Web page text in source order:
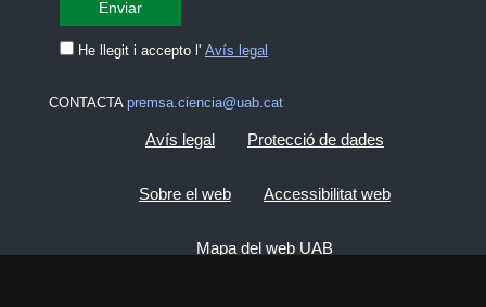
He llegit i accepto l' Avís legal
CONTACTA premsa.ciencia@uab.cat
Avís legal Protecció de dades
Sobre el web Accessibilitat web
Mapa del web UAB